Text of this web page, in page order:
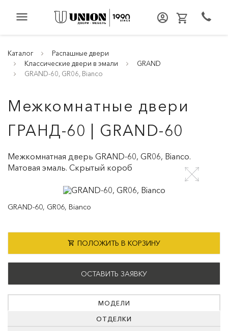
menu
Каталог
Распашные двери
Классические двери в эмали
GRAND
GRAND-60, GR06, Bianco
Межкомнатные двери
ГРАНД-60 | GRAND-60
Межкомнатная дверь GRAND-60, GR06, Bianco.
Матовая эмаль. Скрытый короб
GRAND-60, GR06, Bianco
ПОЛОЖИТЬ В КОРЗИНУ
ОСТАВИТЬ ЗАЯВКУ
МОДЕЛИ
ОТДЕЛКИ